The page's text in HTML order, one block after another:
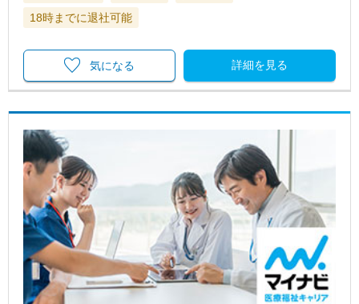
18時までに退社可能
詳細を見る
気になる